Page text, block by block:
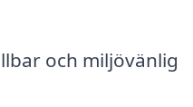
och miljövänlig